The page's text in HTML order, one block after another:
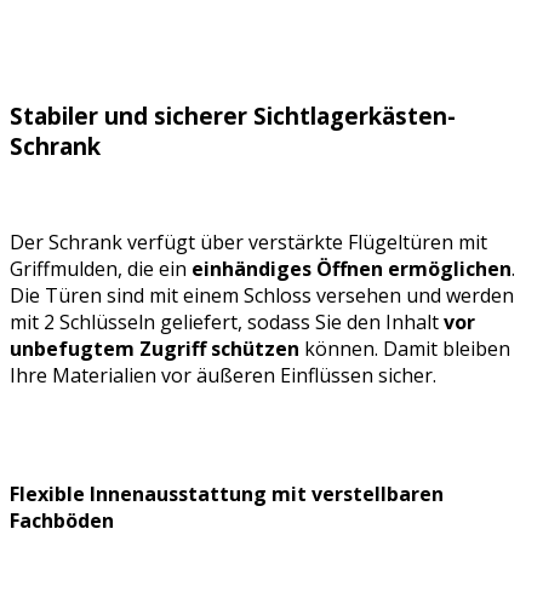
Stabiler und sicherer Sichtlagerkästen-
Schrank
Der Schrank verfügt über verstärkte Flügeltüren mit
Griffmulden, die ein einhändiges Öffnen ermöglichen.
Die Türen sind mit einem Schloss versehen und werden
mit 2 Schlüsseln geliefert, sodass Sie den Inhaltvor
unbefugtem Zugriff schützen können. Damit bleiben
Ihre Materialien vor äußeren Einflüssen sicher.
Flexible Innenausstattung mit verstellbaren
Fachböden